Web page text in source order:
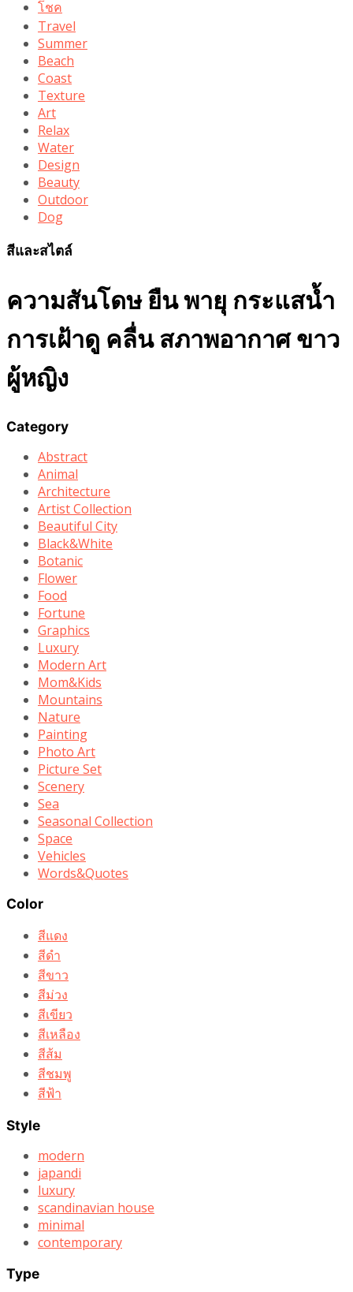
โชค
Travel
Summer
Beach
Coast
Texture
Art
Relax
Water
Design
Beauty
Outdoor
Dog
สีและสไตล์
ความสันโดษ ยืน พายุ กระแสน้ำ
การเฝ้าดู คลื่น สภาพอากาศ ขาว
ผู้หญิง
Category
Abstract
Animal
Architecture
Artist Collection
Beautiful City
Black&White
Botanic
Flower
Food
Fortune
Graphics
Luxury
Modern Art
Mom&Kids
Mountains
Nature
Painting
Photo Art
Picture Set
Scenery
Sea
Seasonal Collection
Space
Vehicles
Words&Quotes
Color
สีแดง
สีดำ
สีขาว
สีม่วง
สีเขียว
สีเหลือง
สีส้ม
สีชมพู
สีฟ้า
Style
modern
japandi
luxury
scandinavian house
minimal
contemporary
Type